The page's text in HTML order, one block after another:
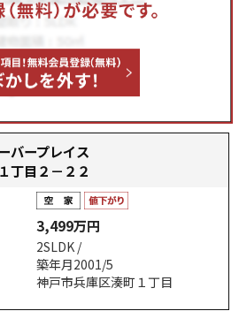
バープレイス
丁目２－２２
3,499万円
2SLDK /
築年月2001/5
神戸市兵庫区湊町１丁目